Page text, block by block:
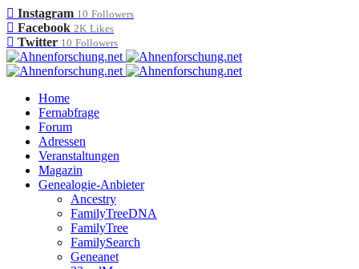
Instagram 10 Followers
Facebook 2K Likes
Twitter 10 Followers
Home
Fernabfrage
Forum
Adressen
Veranstaltungen
Magazin
Genealogie-Anbieter
Ancestry
FamilyTreeDNA
FamilyTree
FamilySearch
Geneanet